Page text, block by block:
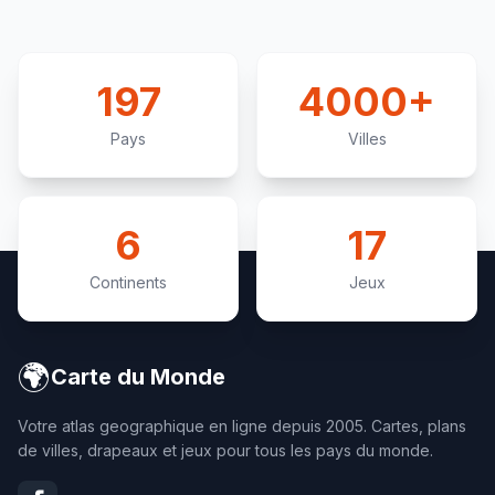
197
Pays
4000+
Villes
6
Continents
17
Jeux
🌍Carte du Monde
Votre atlas geographique en ligne depuis 2005. Cartes, plans
de villes, drapeaux et jeux pour tous les pays du monde.